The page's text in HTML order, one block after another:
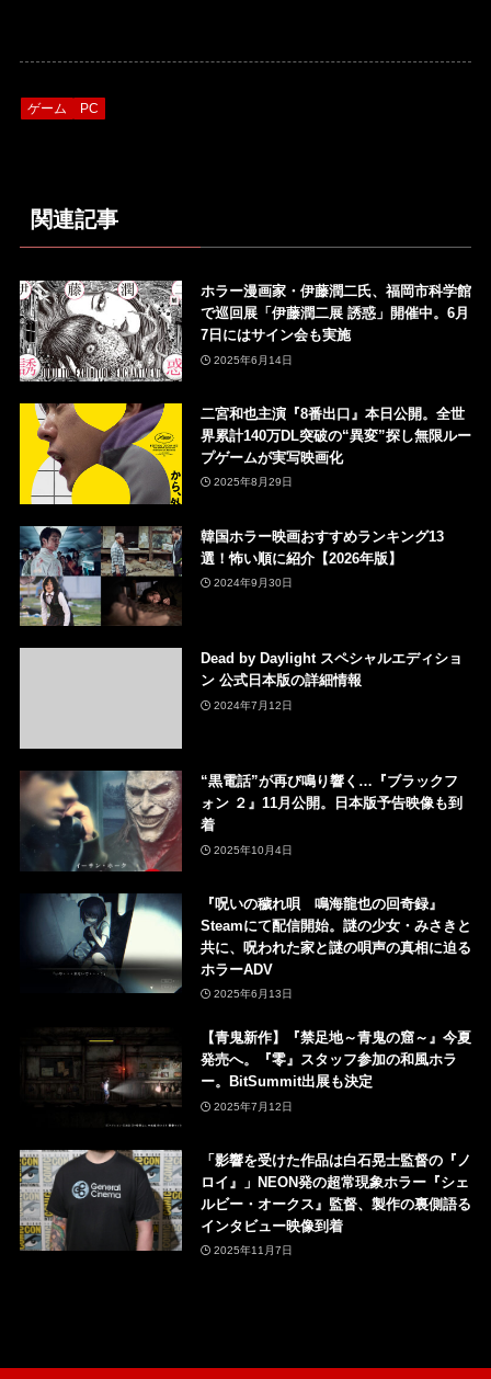
ゲーム PC
関連記事
ホラー漫画家・伊藤潤二氏、福岡市科学館
で巡回展「伊藤潤二展 誘惑」開催中。6月
7日にはサイン会も実施
2025年6月14日
二宮和也主演『8番出口』本日公開。全世
界累計140万DL突破の“異変”探し無限ルー
プゲームが実写映画化
2025年8月29日
韓国ホラー映画おすすめランキング13
選！怖い順に紹介【2026年版】
2024年9月30日
Dead by Daylight スペシャルエディショ
ン 公式日本版の詳細情報
2024年7月12日
“黒電話”が再び鳴り響く…『ブラックフ
ォン ２』11月公開。日本版予告映像も到
着
2025年10月4日
『呪いの穢れ唄 鳴海龍也の回奇録』
Steamにて配信開始。謎の少女・みさきと
共に、呪われた家と謎の唄声の真相に迫る
ホラーADV
2025年6月13日
【青鬼新作】『禁足地～青鬼の窟～』今夏
発売へ。『零』スタッフ参加の和風ホラ
ー。BitSummit出展も決定
2025年7月12日
「影響を受けた作品は白石晃士監督の『ノ
ロイ』」NEON発の超常現象ホラー『シェ
ルビー・オークス』監督、製作の裏側語る
インタビュー映像到着
2025年11月7日